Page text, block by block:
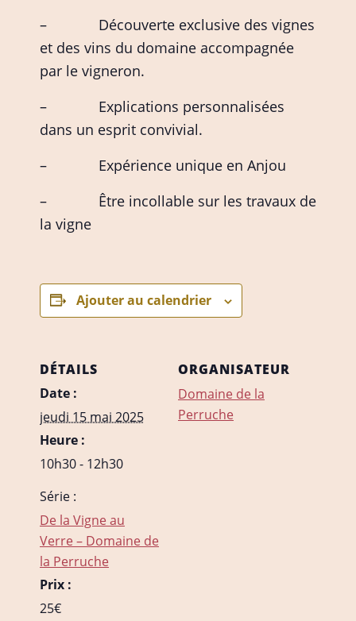
– Découverte exclusive des vignes
et des vins du domaine accompagnée
par le vigneron.
– Explications personnalisées
dans un esprit convivial.
– Expérience unique en Anjou
– Être incollable sur les travaux de
la vigne
Ajouter au calendrier
DÉTAILS
Date :
jeudi 15 mai 2025
Heure :
10h30 - 12h30
Série :
De la Vigne au
Verre – Domaine de
la Perruche
Prix :
25€
ORGANISATEUR
Domaine de la
Perruche